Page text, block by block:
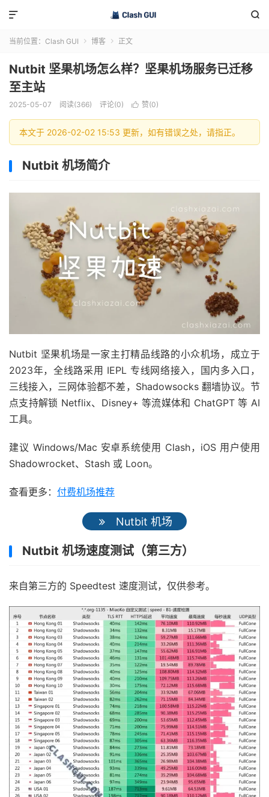


当前位置： Clash GUI  博客  正文
Nutbit 坚果机场怎么样？坚果机场服务已迁移
至主站
2025-05-07 阅读(366) 评论(0)  赞(0)
本文于 2026-02-02 15:53 更新，如有错误之处，请指正。
Nutbit 机场简介
Nutbit 坚果机场是一家主打精品线路的小众机场，成立于
2023年，全线路采用 IEPL 专线网络接入，国内多入口，
三线接入，三网体验都不差，Shadowsocks 翻墙协议。节
点支持解锁 Netflix、Disney+ 等流媒体和 ChatGPT 等 AI
工具。
建议 Windows/Mac 安卓系统使用 Clash，iOS 用户使用
Shadowrocket、Stash 或 Loon。
查看更多： 付费机场推荐
Nutbit 机场
Nutbit 机场速度测试（第三方）
来自第三方的 Speedtest 速度测试，仅供参考。